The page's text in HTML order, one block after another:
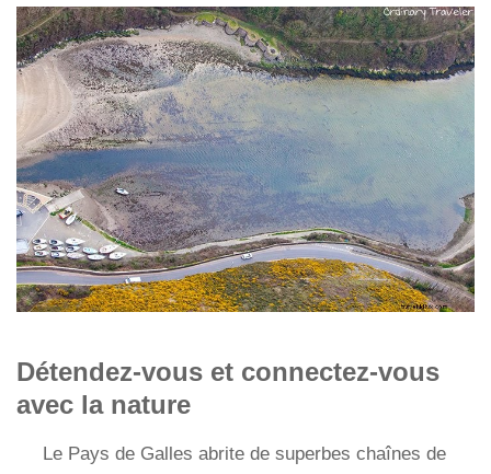
Détendez-vous et connectez-vous
avec la nature
Le Pays de Galles abrite de superbes chaînes de